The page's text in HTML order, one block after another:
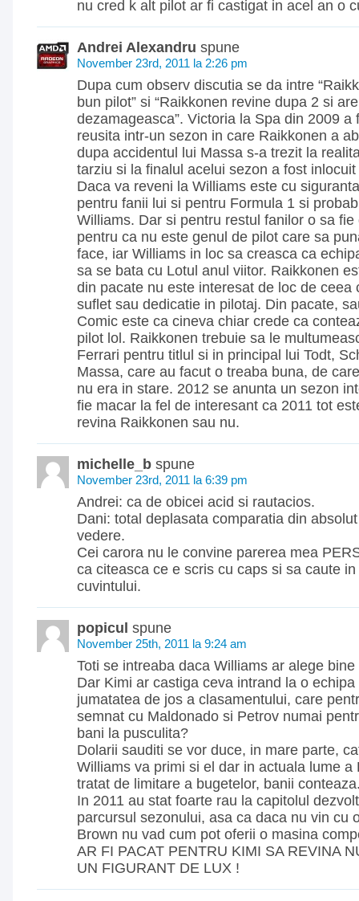
nu cred k alt pilot ar fi castigat in acel an o
Andrei Alexandru spune
November 23rd, 2011 la 2:26 pm
Dupa cum observ discutia se da intre
bun pilot” si “Raikkonen revine dupa 2 si
dezamageasca”. Victoria la Spa din 2009 a
reusita intr-un sezon in care Raikkonen a
dupa accidentul lui Massa s-a trezit la
tarziu si la finalul acelui sezon a fost
Daca va reveni la Williams este cu
pentru fanii lui si pentru Formula 1 si
Williams. Dar si pentru restul fanilor o sa fie
pentru ca nu este genul de pilot care sa
face, iar Williams in loc sa creasca ca
sa se bata cu Lotul anul viitor. Raikkonen
din pacate nu este interesat de loc de ceea
suflet sau dedicatie in pilotaj. Din pacate,
Comic este ca cineva chiar crede ca
pilot lol. Raikkonen trebuie sa le
Ferrari pentru titlul si in principal lui Todt,
Massa, care au facut o treaba buna, de
nu era in stare. 2012 se anunta un sezon
fie macar la fel de interesant ca 2011 tot
revina Raikkonen sau nu.
michelle_b spune
November 23rd, 2011 la 6:39 pm
Andrei: ca de obicei acid si rautacios.
Dani: total deplasata comparatia din
vedere.
Cei carora nu le convine parerea mea
ca citeasca ce e scris cu caps si sa caute
cuvintului.
popicul spune
November 25th, 2011 la 9:24 am
Toti se intreaba daca Williams ar alege
Dar Kimi ar castiga ceva intrand la o
jumatatea de jos a clasamentului, care
semnat cu Maldonado si Petrov numai
bani la pusculita?
Dolarii sauditi se vor duce, in mare parte,
Williams va primi si el dar in actuala lume a
tratat de limitare a bugetelor, banii
In 2011 au stat foarte rau la capitolul
parcursul sezonului, asa ca daca nu vin cu
Brown nu vad cum pot oferii o masina
AR FI PACAT PENTRU KIMI SA REVINA
UN FIGURANT DE LUX !